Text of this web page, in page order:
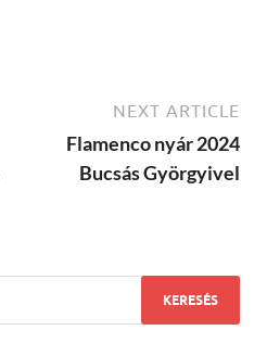
NEXT ARTICLE
Flamenco nyár 2024
Bucsás Györgyivel